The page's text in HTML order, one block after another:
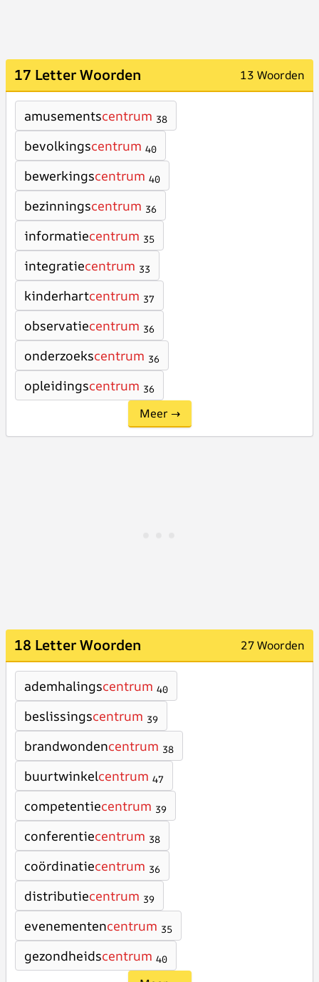
17 Letter Woorden 13 Woorden
amusementscentrum 38
bevolkingscentrum 40
bewerkingscentrum 40
bezinningscentrum 36
informatiecentrum 35
integratiecentrum 33
kinderhartcentrum 37
observatiecentrum 36
onderzoekscentrum 36
opleidingscentrum 36
Meer →
18 Letter Woorden 27 Woorden
ademhalingscentrum 40
beslissingscentrum 39
brandwondencentrum 38
buurtwinkelcentrum 47
competentiecentrum 39
conferentiecentrum 38
coördinatiecentrum 36
distributiecentrum 39
evenementencentrum 35
gezondheidscentrum 40